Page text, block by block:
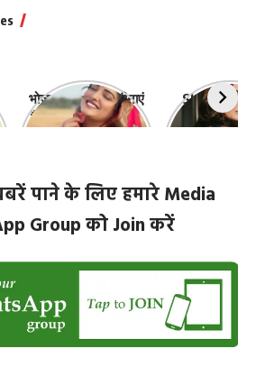
भोजपुरी की ये 10 हसीनाएं
हैं सबसे खूबसूरत | top-
Shefali
‘कांटा लगा
पाने के लिए हमारे Media
Group को Join करें